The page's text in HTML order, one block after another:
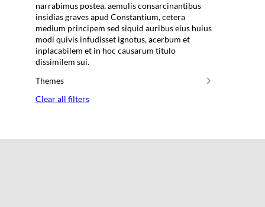
narrabimus postea, aemulis consarcinantibus
insidias graves apud Constantium, cetera
medium principem sed siquid auribus eius huius
modi quivis infudisset ignotus, acerbum et
inplacabilem et in hoc causarum titulo
dissimilem sui.
Themes
Clear all filters